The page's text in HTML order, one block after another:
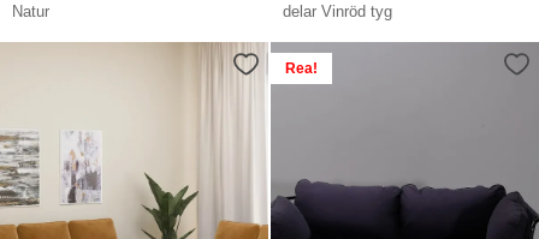
Natur
delar Vinröd tyg
Rea!